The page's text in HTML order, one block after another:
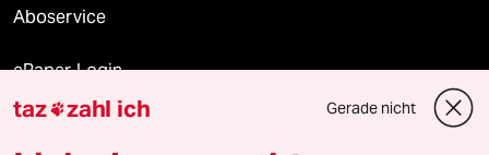
Aboservice
ePaper Login
Downloads für Abonnierende
taz zahl ich Gerade nicht